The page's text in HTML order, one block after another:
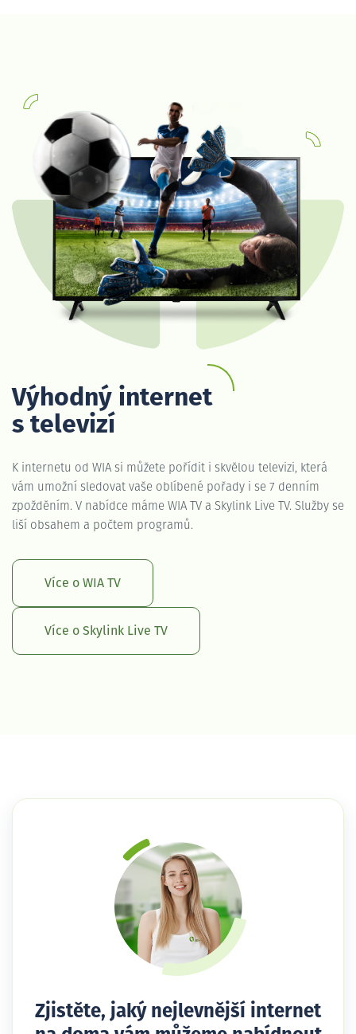
Výhodný internet
s televizí
K internetu od WIA si můžete pořídit i skvělou televizi, která
vám umožní sledovat vaše oblíbené pořady i se 7 denním
zpožděním. V nabídce máme WIA TV a Skylink Live TV. Služby se
liší obsahem a počtem programů.
Více o WIA TV
Více o Skylink Live TV
Zjistěte, jaký nejlevnější internet